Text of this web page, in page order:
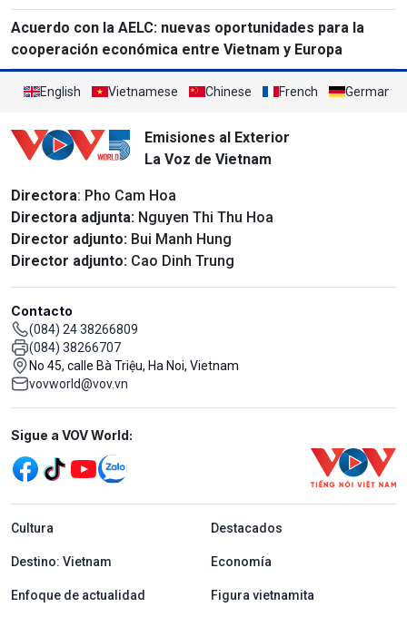
Acuerdo con la AELC: nuevas oportunidades para la
cooperación económica entre Vietnam y Europa
English Vietnamese Chinese French German
Emisiones al Exterior
La Voz de Vietnam
Directora: Pho Cam Hoa
Directora adjunta: Nguyen Thi Thu Hoa
Director adjunto: Bui Manh Hung
Director adjunto: Cao Dinh Trung
Contacto
(084) 24 38266809
(084) 38266707
No 45, calle Bà Triệu, Ha Noi, Vietnam
vovworld@vov.vn
Mạng xã hội
Sigue a VOV World:
menu footer tiếng Tây ban nha
Cultura Destacados
Destino: Vietnam Economía
Enfoque de actualidad Figura vietnamita